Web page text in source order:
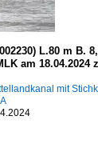
L.80 m B.
am 18.04.2024
mit